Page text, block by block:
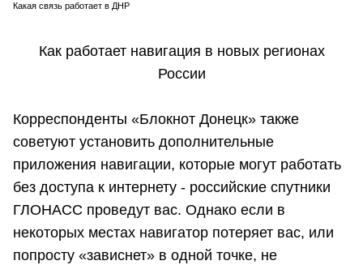
Какая связь работает в ДНР
Как работает навигация в новых регионах
России
Корреспонденты «Блокнот Донецк» также
советуют установить дополнительные
приложения навигации, которые могут работать
без доступа к интернету - российские спутники
ГЛОНАСС проведут вас. Однако если в
некоторых местах навигатор потеряет вас, или
попросту «зависнет» в одной точке, не